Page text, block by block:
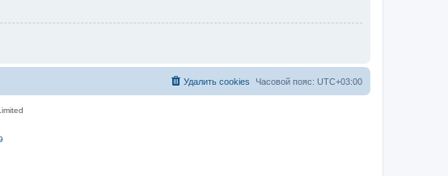
Часовой пояс: UTC+03:00
Удалить cookies